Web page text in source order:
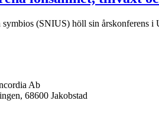
(SNIUS) höll sin årskonferens
Ab
68600 Jakobstad